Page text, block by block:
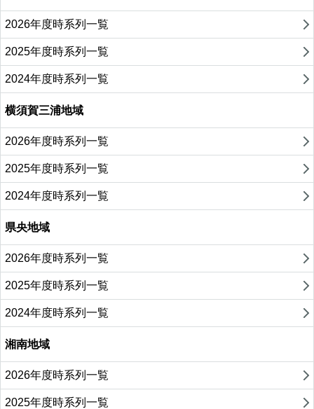
2026年度時系列一覧
2025年度時系列一覧
2024年度時系列一覧
横須賀三浦地域
2026年度時系列一覧
2025年度時系列一覧
2024年度時系列一覧
県央地域
2026年度時系列一覧
2025年度時系列一覧
2024年度時系列一覧
湘南地域
2026年度時系列一覧
2025年度時系列一覧